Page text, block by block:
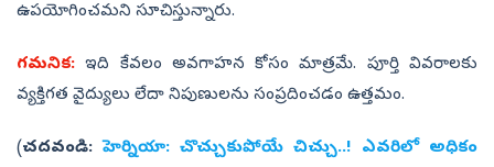
ఉపయోగించమని సూచిస్తున్నారు.
గమనిక: ఇది కేవలం అవగాహన కోసం మాత్రమే. పూర్తి వివరాలకు
వ్యక్తిగత వైద్యులు లేదా నిపుణులను సంప్రదించడం ఉత్తమం.
(చదవండి:హెర్నియా: చొచ్చుకుపోయే చిచ్చు..! ఎవరిలో అధికం